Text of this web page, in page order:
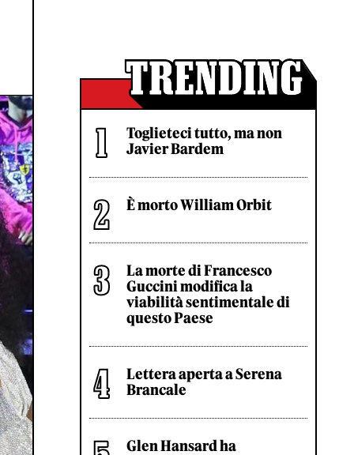
Toglieteci tutto, ma non
Javier Bardem
È morto William Orbit
La morte di Francesco
Guccini modifica la
viabilità sentimentale di
questo Paese
Lettera aperta a Serena
Brancale
Glen Hansard ha